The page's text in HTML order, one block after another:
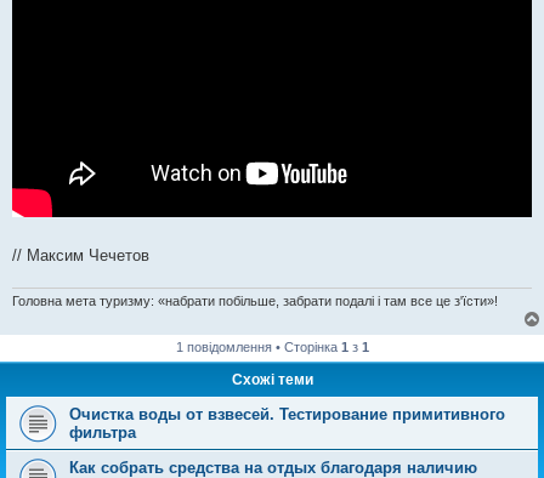
// Максим Чечетов
Головна мета туризму: «набрати побільше, забрати подалі і там все це з'їсти»!
1 повідомлення • Сторінка 1 з 1
Схожі теми
Очистка воды от взвесей. Тестирование примитивного
фильтра
Как собрать средства на отдых благодаря наличию